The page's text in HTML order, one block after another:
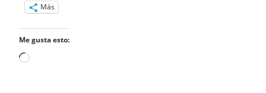
Más
Me gusta esto:
Cargando...